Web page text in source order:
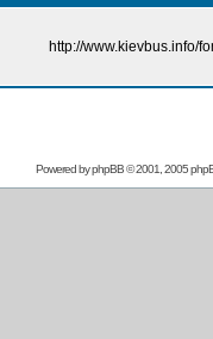
http://www.kievbus.info/
Powered byphpBB© 2001, 2005